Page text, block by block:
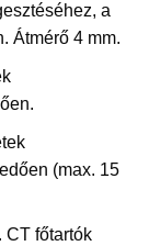
a
Átmérő 4 mm.
(max. 15
CT főtartók